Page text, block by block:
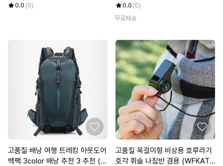
0.0 (0) 0.0 (0)
무료배송
고품질 배낭 여행 트레킹 아웃도어
백팩 3color 배낭 추천 3 추천 (W
고품질 목걸이형 비상용 호루라기
호각 휘슬 나침반 겸용 (WFKAT2